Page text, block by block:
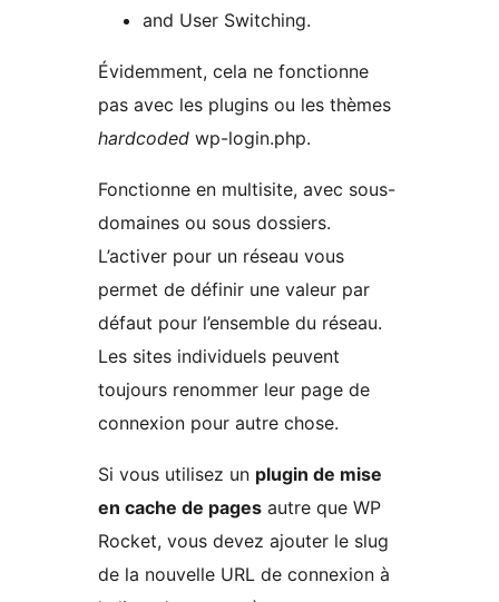
and User Switching.
Évidemment, cela ne fonctionne
pas avec les plugins ou les thèmes
hardcoded wp-login.php.
Fonctionne en multisite, avec sous-
domaines ou sous dossiers.
L’activer pour un réseau vous
permet de définir une valeur par
défaut pour l’ensemble du réseau.
Les sites individuels peuvent
toujours renommer leur page de
connexion pour autre chose.
Si vous utilisez un plugin de mise
en cache de pages autre que WP
Rocket, vous devez ajouter le slug
de la nouvelle URL de connexion à